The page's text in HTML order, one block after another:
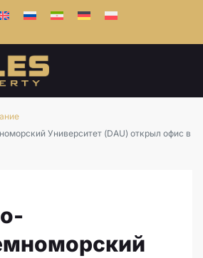
Университет (DAU) открыл офис в